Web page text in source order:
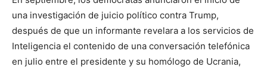
una investigación de juicio político contra Trump,
después de que un informante revelara a los servicios de
Inteligencia el contenido de una conversación telefónica
en julio entre el presidente y su homólogo de Ucrania,